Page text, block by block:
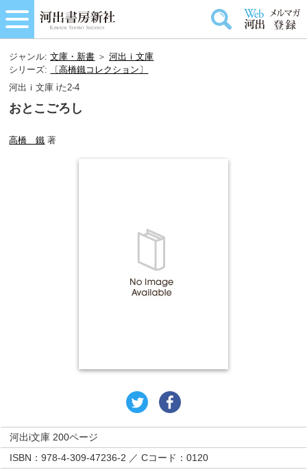
ジャンル:文庫・新書 ＞河出ｉ文庫
シリーズ:
〔高橋鐵コレクション〕
河出ｉ文庫 iた2-4
おとこごろし
高橋 鐵 著
河出i文庫 200ページ
ISBN：978-4-309-47236-2 ／ Cコード：0120